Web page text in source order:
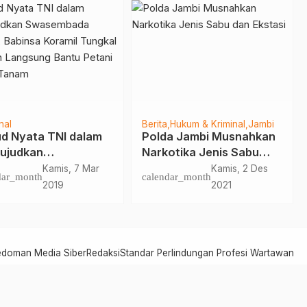
Pilihan
Jambi: Jangan
Jadilah Polisi
Diri SendiriSabtu, 11 Apr
2020
Berita Tanjab Timur
Polres Tanjab Timur
Bekuk TO Narkoba,
Warga Nipah Diamankan
calendar_month
Senin, 22 Nov
2021
Media SiberRedaksiStandar Perlindungan Profesi Wartawan